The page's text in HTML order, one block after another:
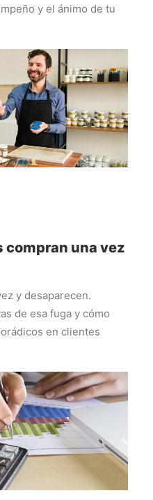
y el ánimo de tu
compran una vez
y desaparecen.
de esa fuga y cómo
en clientes